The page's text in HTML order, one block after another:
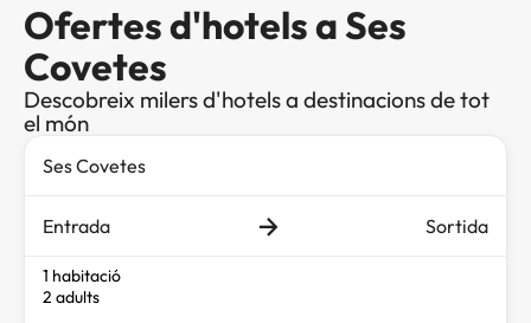
Ofertes d'hotels a Ses
Covetes
Descobreix milers d'hotels a destinacions de tot
el món
Entrada Sortida
1 habitació
2 adults